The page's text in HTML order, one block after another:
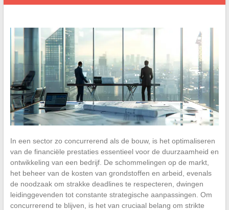
In een sector zo concurrerend als de bouw, is het optimaliseren
van de financiële prestaties essentieel voor de duurzaamheid en
ontwikkeling van een bedrijf. De schommelingen op de markt,
het beheer van de kosten van grondstoffen en arbeid, evenals
de noodzaak om strakke deadlines te respecteren, dwingen
leidinggevenden tot constante strategische aanpassingen. Om
concurrerend te blijven, is het van cruciaal belang om strikte